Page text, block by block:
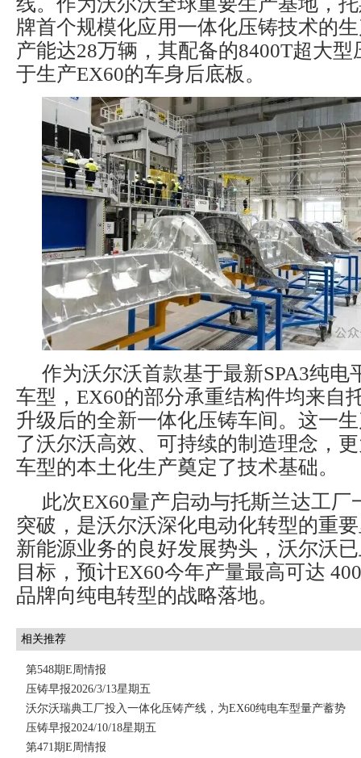
牌首个规模化应用一体化压铸技术的
产能达28万辆，其配备的8400T超大
于生产EX60的车身后底板。
作为沃尔沃首款基于最新SPA3纯电
车型，EX60的部分承重结构件均来自
升级后的全新一体化压铸车间。这一
了沃尔沃高效、可持续的制造理念，
车型的本土化生产奠定了技术基础。
此次EX60量产启动与托斯兰达工厂
突破，是沃尔沃深化电动化转型的重
新能源业务的良好发展势头，沃尔沃
目标，预计EX60今年产量最高可达
品牌向纯电转型的战略落地。
相关推荐
第548期E周情报
压铸早报2026/3/13星期五
沃尔沃瑞典工厂投入一体化压铸产线，为EX60纯电车型量产蓄势
压铸早报2024/10/18星期五
第471期E周情报